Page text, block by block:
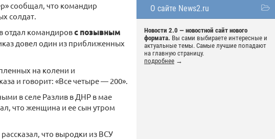
О сайте News2.ru
Новости 2.0 — новостной сайт нового
формата. Вы сами выбираете интересные и
актуальные темы. Самые лучшие попадают
на главную страницу.
подробнее →
сообщал, что командир
солдат.
отдал командировс позывным
довел один из приближенных
на колени и
и говорит: «Все четыре — 200».
в селе Разлив в ДНР в мае
что женщина и ее сын утром
что выродки из ВСУ